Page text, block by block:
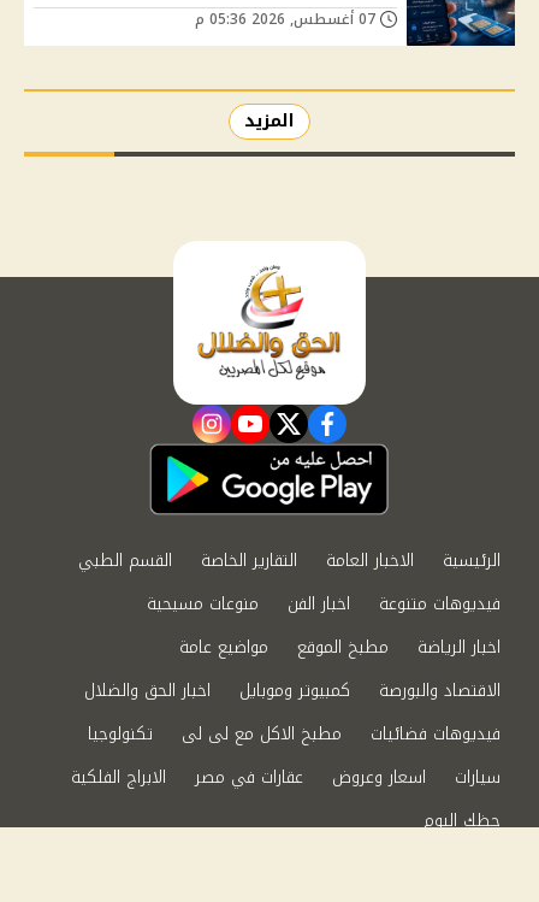
المزيد
facebook
twitter
youtube
instagram
الرئيسية الاخبار العامة التقارير الخاصة
القسم الطبي
فيديوهات متنوعة
اخبار الفن
منوعات مسيحية
اخبار الرياضة
مطبخ الموقع
مواضيع عامة
الاقتصاد والبورصة
كمبيوتر وموبايل
اخبار الحق والضلال
فيديوهات فضائيات
مطبخ الاكل مع لى لى
تكنولوجيا
سيارات
اسعار وعروض عقارات في مصر
الابراج الفلكية
حظك اليوم